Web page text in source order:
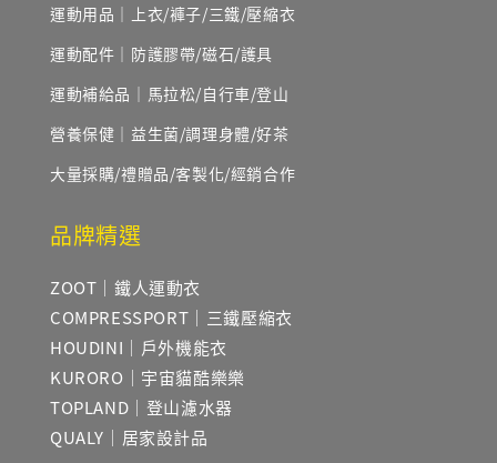
運動用品｜上衣/褲子/三鐵/壓縮衣
運動配件｜防護膠帶/磁石/護具
運動補給品｜馬拉松/自行車/登山
營養保健｜益生菌/調理身體/好茶
大量採購/禮贈品/客製化/經銷合作
品牌精選
ZOOT｜鐵人運動衣
COMPRESSPORT｜三鐵壓縮衣
HOUDINI｜戶外機能衣
KURORO｜宇宙貓酷樂樂
TOPLAND｜登山濾水器
QUALY｜居家設計品